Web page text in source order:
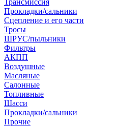
Трансмиссия
Прокладки/сальники
Сцепление и его части
Тросы
ШРУС/пыльники
Фильтры
АКПП
Воздушные
Масляные
Салонные
Топливные
Шасси
Прокладки/сальники
Прочие